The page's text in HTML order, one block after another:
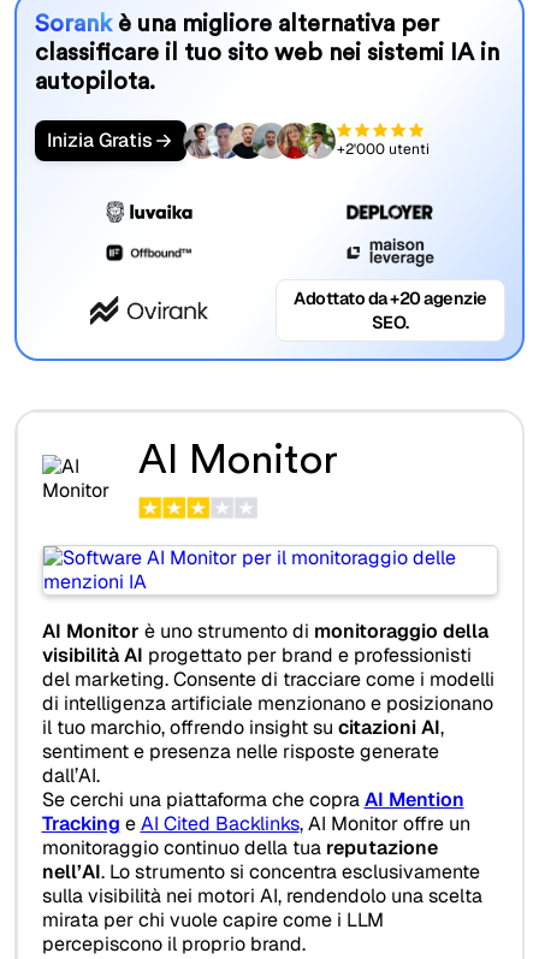
Sorank è una migliore alternativa per
classificare il tuo sito web nei sistemi IA in
autopilota.
Inizia Gratis +2'000 utenti
Adottato da +20 agenzie
SEO.
AI Monitor
AI Monitor è uno strumento di monitoraggio della
visibilità AI progettato per brand e professionisti
del marketing. Consente di tracciare come i modelli
di intelligenza artificiale menzionano e posizionano
il tuo marchio, offrendo insight su citazioni AI,
sentiment e presenza nelle risposte generate
dall’AI.
Se cerchi una piattaforma che copraAI Mention
Tracking eAI Cited Backlinks, AI Monitor offre un
monitoraggio continuo della tua reputazione
nell’AI. Lo strumento si concentra esclusivamente
sulla visibilità nei motori AI, rendendolo una scelta
mirata per chi vuole capire come i LLM
percepiscono il proprio brand.